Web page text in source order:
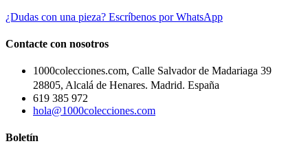
¿Dudas con una pieza? Escríbenos por WhatsApp
Contacte con nosotros
1000colecciones.com, Calle Salvador de Madariaga 39
28805, Alcalá de Henares. Madrid. España
619 385 972
hola@1000colecciones.com
Boletín